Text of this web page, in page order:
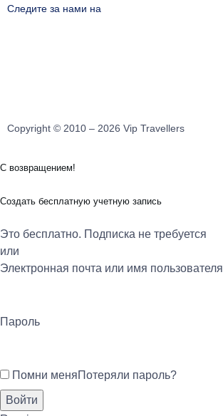
Следите за нами на
Copyright © 2010 – 2026 Vip Travellers
С возвращением!
Создать бесплатную учетную запись
Это бесплатно. Подписка не требуется
или
Электронная почта или имя пользователя
Пароль
Помни меняПотеряли пароль?